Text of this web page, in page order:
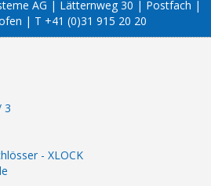
AG | Lätternweg 30 | Postfach |
| T +41 (0)31 915 20 20
3
- XLOCK